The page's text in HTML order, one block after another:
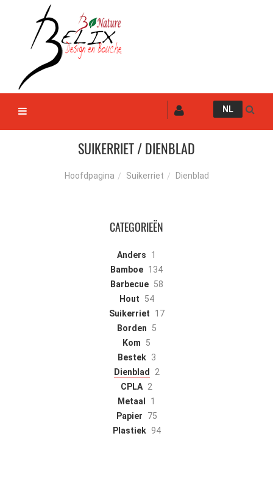
NL
SUIKERRIET / DIENBLAD
Hoofdpagina Suikerriet Dienblad
CATEGORIEËN
Anders
1
Bamboe 134
Barbecue 58
Hout
54
Suikerriet
17
Borden
5
Kom
5
Bestek 3
Dienblad
2
CPLA 2
Metaal
1
Papier
75
Plastiek 94